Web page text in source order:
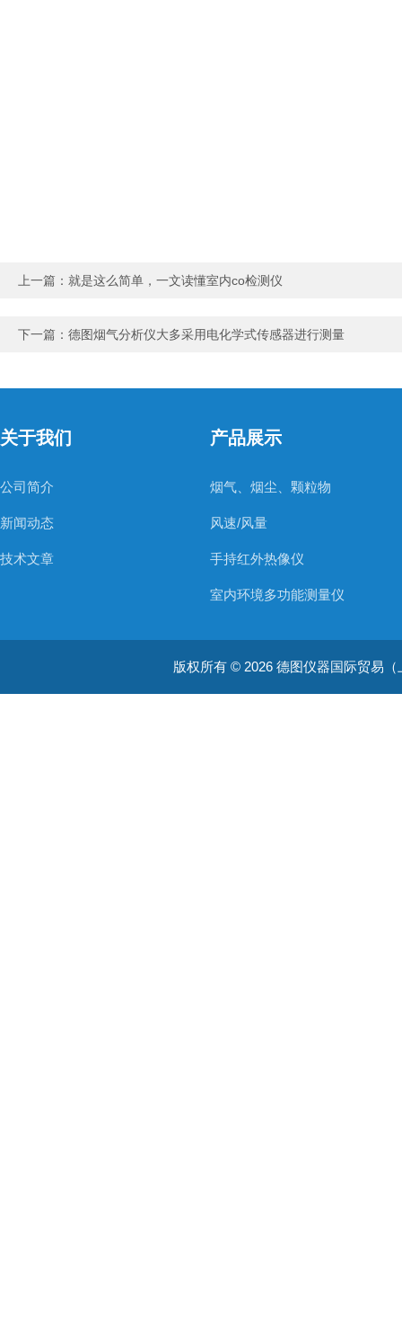
上一篇： 就是这么简单，一文读懂室内co检测仪
下一篇： 德图烟气分析仪大多采用电化学式传感器进行测量
关于我们
公司简介
新闻动态
技术文章
产品展示
烟气、烟尘、颗粒物
风速/风量
手持红外热像仪
室内环境多功能测量仪
温湿度仪器
版权所有 © 2026 德图仪器国际贸易